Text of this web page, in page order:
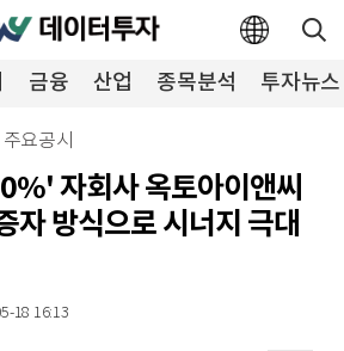
금융 산업 종목분석 투자뉴스
주요공시
자회사 옥토아이앤씨
방식으로 시너지 극대
18 16:13